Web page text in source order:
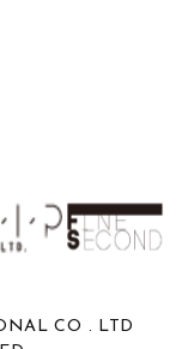
CO . LTD